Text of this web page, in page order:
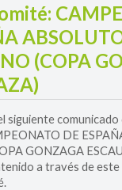
(COPA
siguiente
DE
GONZAGA
a través de este